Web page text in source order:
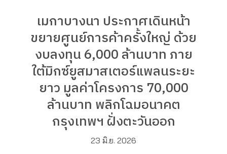
เมกาบางนา ประกาศเดินหน้า
ขยายศูนย์การค้าครั้งใหญ่ ด้วย
งบลงทุน 6,000 ล้านบาท ภาย
ใต้มิกซ์ยูสมาสเตอร์แพลนระยะ
ยาว มูลค่าโครงการ 70,000
ล้านบาท พลิกโฉมอนาคต
กรุงเทพฯ ฝั่งตะวันออก
23 มิ.ย. 2026